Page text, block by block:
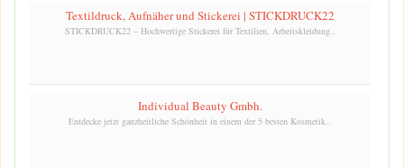
Textildruck, Aufnäher und Stickerei | STICKDRUCK22
STICKDRUCK22 – Hochwertige Stickerei für Textilien, Arbeitskleidung..
Individual Beauty Gmbh.
Entdecke jetzt ganzheitliche Schönheit in einem der 5 besten Kosmetik..